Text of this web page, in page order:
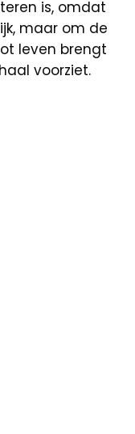
is, omdat
maar om de
leven brengt
voorziet.